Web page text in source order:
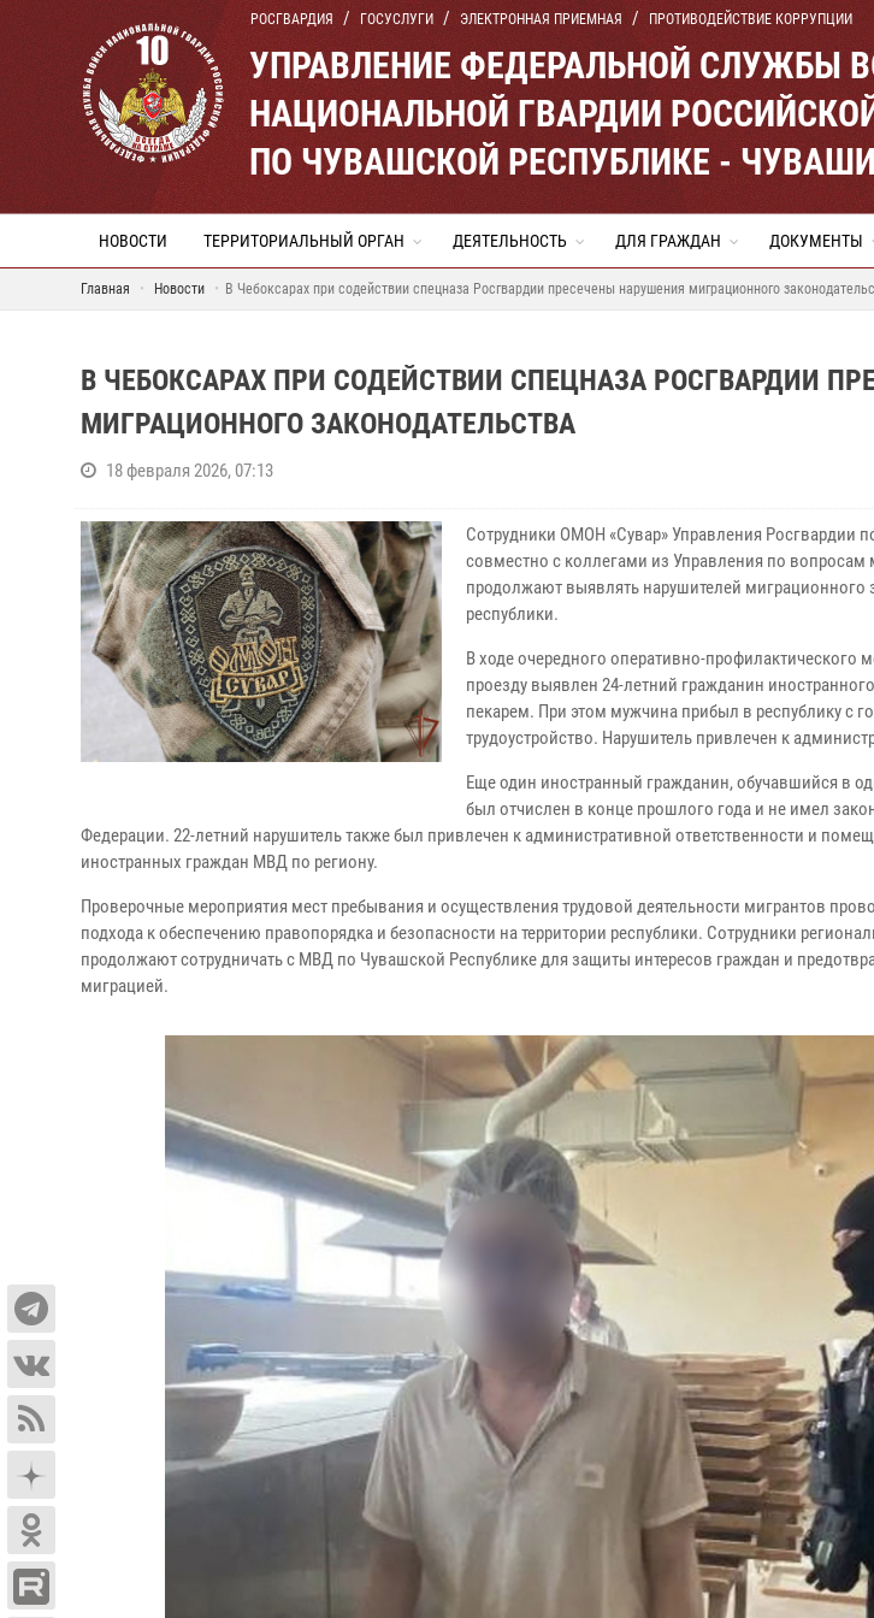
РОСГВАРДИЯ ГОСУСЛУГИ ЭЛЕКТРОННАЯ ПРИЕМНАЯ ПРОТИВОДЕЙСТВИЕ КОРРУПЦИИ
УПРАВЛЕНИЕ ФЕДЕРАЛЬНОЙ СЛУЖБЫ
НАЦИОНАЛЬНОЙ ГВАРДИИ
ПО ЧУВАШСКОЙ РЕСПУБЛИКЕ -
НОВОСТИ ТЕРРИТОРИАЛЬНЫЙ ОРГАН ДЕЯТЕЛЬНОСТЬ ДЛЯ ГРАЖДАН ДОКУМЕНТЫ
Главная Новости В Чебоксарах при содействии спецназа Росгвардии пресечены нарушения миграционного
В ЧЕБОКСАРАХ ПРИ СОДЕЙСТВИИ СПЕЦНАЗА РОСГВАРДИИ
МИГРАЦИОННОГО ЗАКОНОДАТЕЛЬСТВА
18 февраля 2026, 07:13
Сотрудники ОМОН «Сувар» Управления Росгвардии
совместно с коллегами из Управления по
продолжают выявлять нарушителей миграционного
республики.
В ходе очередного оперативно-профилактического
проезду выявлен 24-летний гражданин
пекарем. При этом мужчина прибыл в республику с
трудоустройство. Нарушитель привлечен к
Еще один иностранный гражданин, обучавшийся в
был отчислен в конце прошлого года и не имел
Федерации. 22-летний нарушитель также был привлечен к административной ответственности и
иностранных граждан МВД по региону.
Проверочные мероприятия мест пребывания и осуществления трудовой деятельности мигрантов
подхода к обеспечению правопорядка и безопасности на территории республики. Сотрудники
продолжают сотрудничать с МВД по Чувашской Республике для защиты интересов граждан и
миграцией.